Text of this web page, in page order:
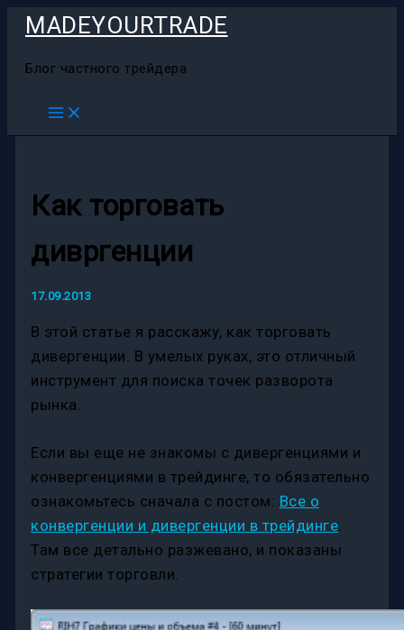
Перейти
содержимому
MADEYOURTRADE
Блог частного трейдера
Как торговать
дивргенции
17.09.2013
В этой статье я расскажу, как торговать
дивергенции. В умелых руках, это отличный
инструмент для поиска точек разворота
рынка.
Если вы еще не знакомы с дивергенциями и
конвергенциями в трейдинге, то обязательно
ознакомьтесь сначала с постом: Все о
конвергенции и дивергенции в трейдинге
Там все детально разжевано, и показаны
стратегии торговли.